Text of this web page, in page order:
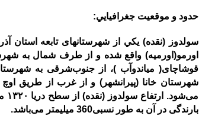
حدود و موقعيت جغرافيايي:
سولدوز (نقده) يكي از شهرستانهای تابعه استان
اورمو(اورميه) واقع شده و از طرف شمال به
قوشاچای( مياندوآب )، از جنوب‌شرقی به
شهرستان خانا(پيرانشهر) و از غرب از طريق اوچ
می‌شود. ارتفاع سولدوز (نقده)
بارندگی در آن به طور نسبی360 ميليمتر می‌باشد.